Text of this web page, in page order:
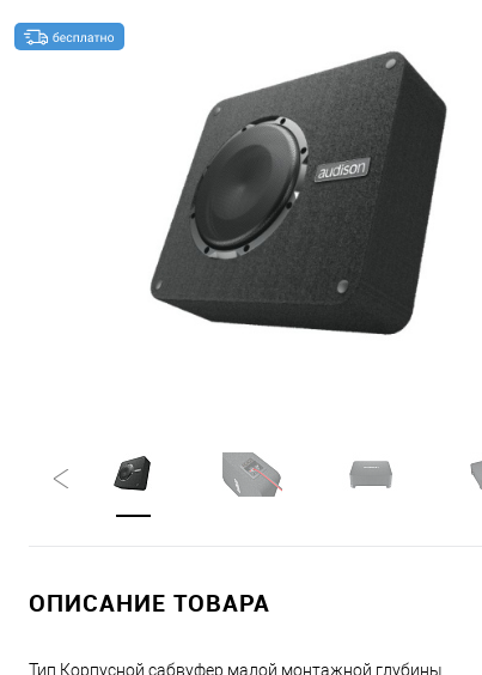
ОПИСАНИЕ ТОВАРА
Тип Корпусной сабвуфер малой монтажной глубины